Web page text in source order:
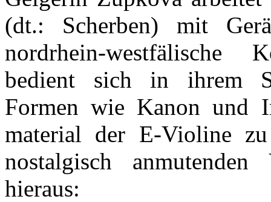
(dt.: Scherben) mit
nordrhein-westfälische
bedient sich in ihrem
Formen wie Kanon und
material der E-Violine
nostalgisch
hieraus: